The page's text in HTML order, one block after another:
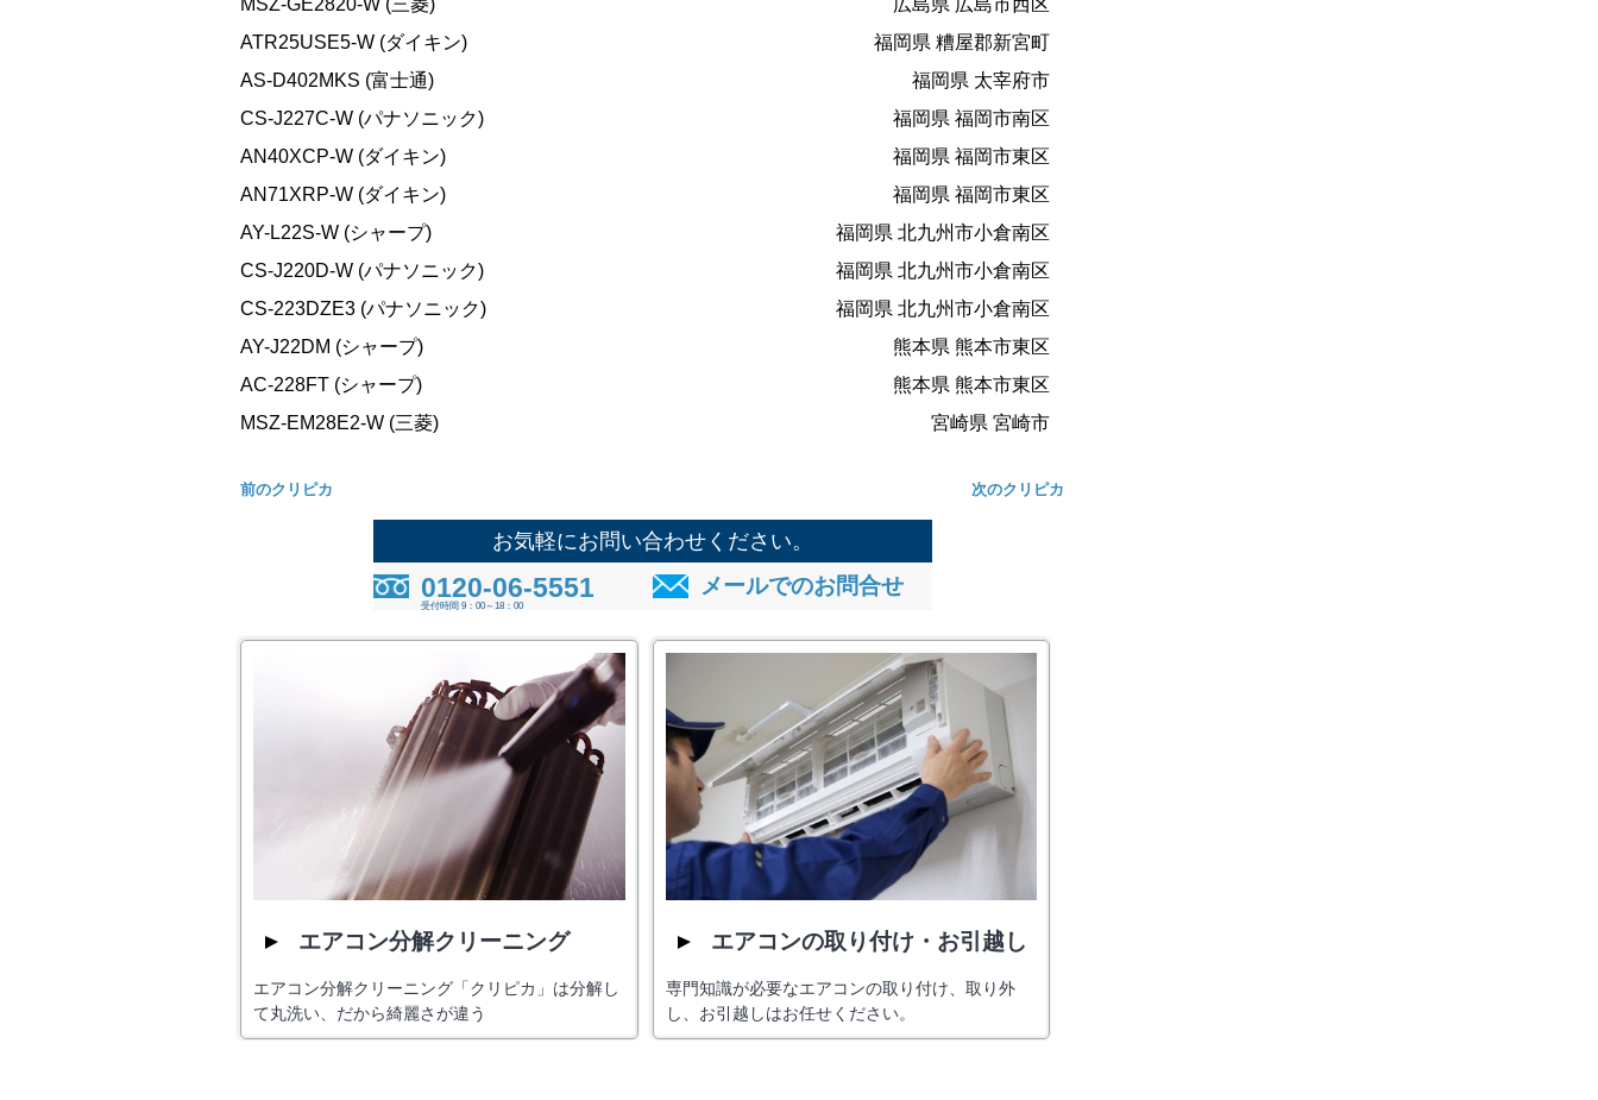
MSZ-GE2820-W (三菱)
広島県 広島市西区
ATR25USE5-W (ダイキン)
福岡県 糟屋郡新宮町
AS-D402MKS (富士通)
福岡県 太宰府市
CS-J227C-W (パナソニック)
福岡県 福岡市南区
AN40XCP-W (ダイキン)
福岡県 福岡市東区
AN71XRP-W (ダイキン)
福岡県 福岡市東区
AY-L22S-W (シャープ)
福岡県 北九州市小倉南区
CS-J220D-W (パナソニック)
福岡県 北九州市小倉南区
CS-223DZE3 (パナソニック)
福岡県 北九州市小倉南区
AY-J22DM (シャープ)
熊本県 熊本市東区
AC-228FT (シャープ)
熊本県 熊本市東区
MSZ-EM28E2-W (三菱)
宮崎県 宮崎市
次のクリピカ
前のクリピカ
お気軽にお問い合わせください。
0120-06-5551
受付時間 9：00～18：00
メールでのお問合せ
エアコン分解クリーニング
エアコン分解クリーニング「クリピカ」は分解し
て丸洗い、だから綺麗さが違う
エアコンの取り付け・お引越し
専門知識が必要なエアコンの取り付け、取り外
し、お引越しはお任せください。